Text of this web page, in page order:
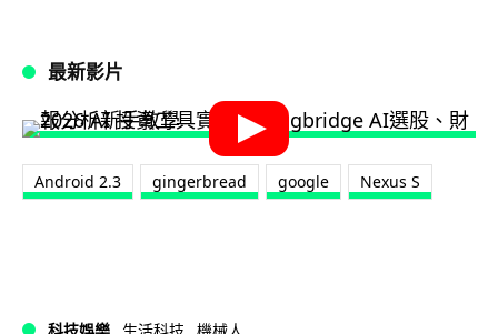
最新影片
Android 2.3 gingerbread google Nexus S